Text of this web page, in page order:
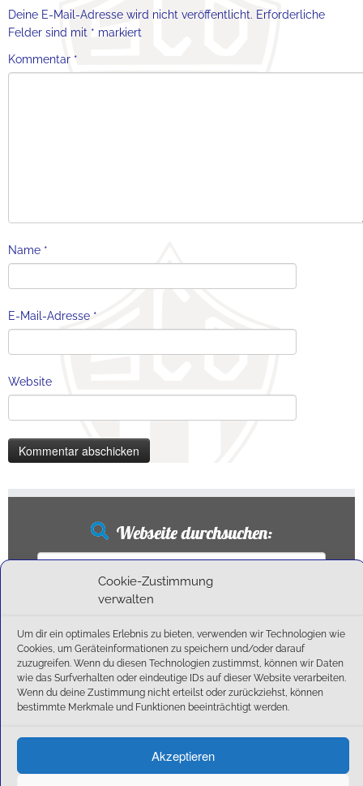
Cookie-Zustimmung
verwalten
Um dir ein optimales Erlebnis zu bieten, verwenden wir Technologien wie
Cookies, um Geräteinformationen zu speichern und/oder darauf
zuzugreifen. Wenn du diesen Technologien zustimmst, können wir Daten
wie das Surfverhalten oder eindeutige IDs auf dieser Website verarbeiten.
Wenn du deine Zustimmung nicht erteilst oder zurückziehst, können
bestimmte Merkmale und Funktionen beeinträchtigt werden.
Akzeptieren
Deine E-Mail-Adresse wird nicht veröffentlicht. Erforderliche
Felder sind mit * markiert
Kommentar *
Name *
E-Mail-Adresse *
Website
Webseite durchsuchen:
Suchen
Neueste Beiträge
Ballschule erweitert!
6:1-Triumph im Heimfinale: Der SC Olching schießt sich zurück in die Landesliga!
Außensaison 2025
Start am 01. September!